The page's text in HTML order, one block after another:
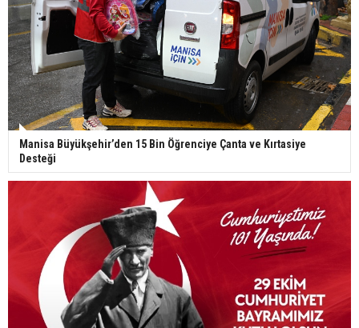
Manisa Büyükşehir’den 15 Bin Öğrenciye Çanta ve Kırtasiye
Desteği